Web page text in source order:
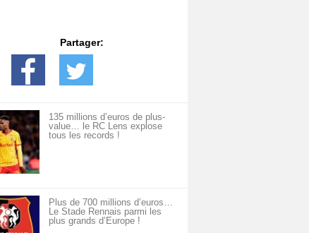
Partager:
135 millions d’euros de plus-
value… le RC Lens explose
tous les records !
Plus de 700 millions d’euros…
Le Stade Rennais parmi les
plus grands d’Europe !